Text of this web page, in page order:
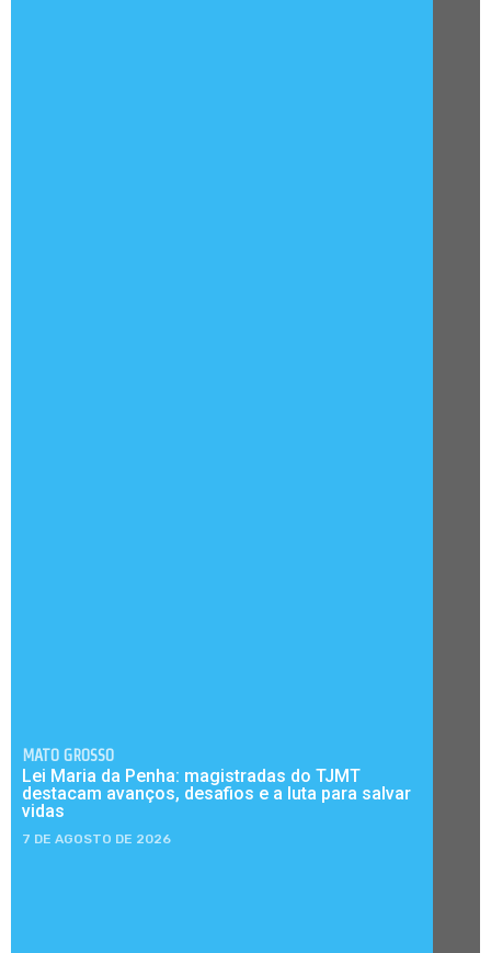
MATO GROSSO
Lei Maria da Penha: magistradas do TJMT
destacam avanços, desafios e a luta para salvar
vidas
7 DE AGOSTO DE 2026